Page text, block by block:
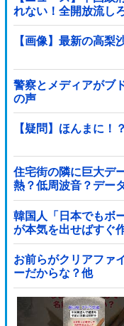
れない！全開放流し
ｗｗｗ
【画像】最新の高梨
警察とメディアがブ
の声
【疑問】ほんまに！
住宅街の隣に巨大デ
熱？低周波音？デー
韓国人「日本でもボ
が本気を出せばすぐ
お前らがクリアファ
ーだからな？他